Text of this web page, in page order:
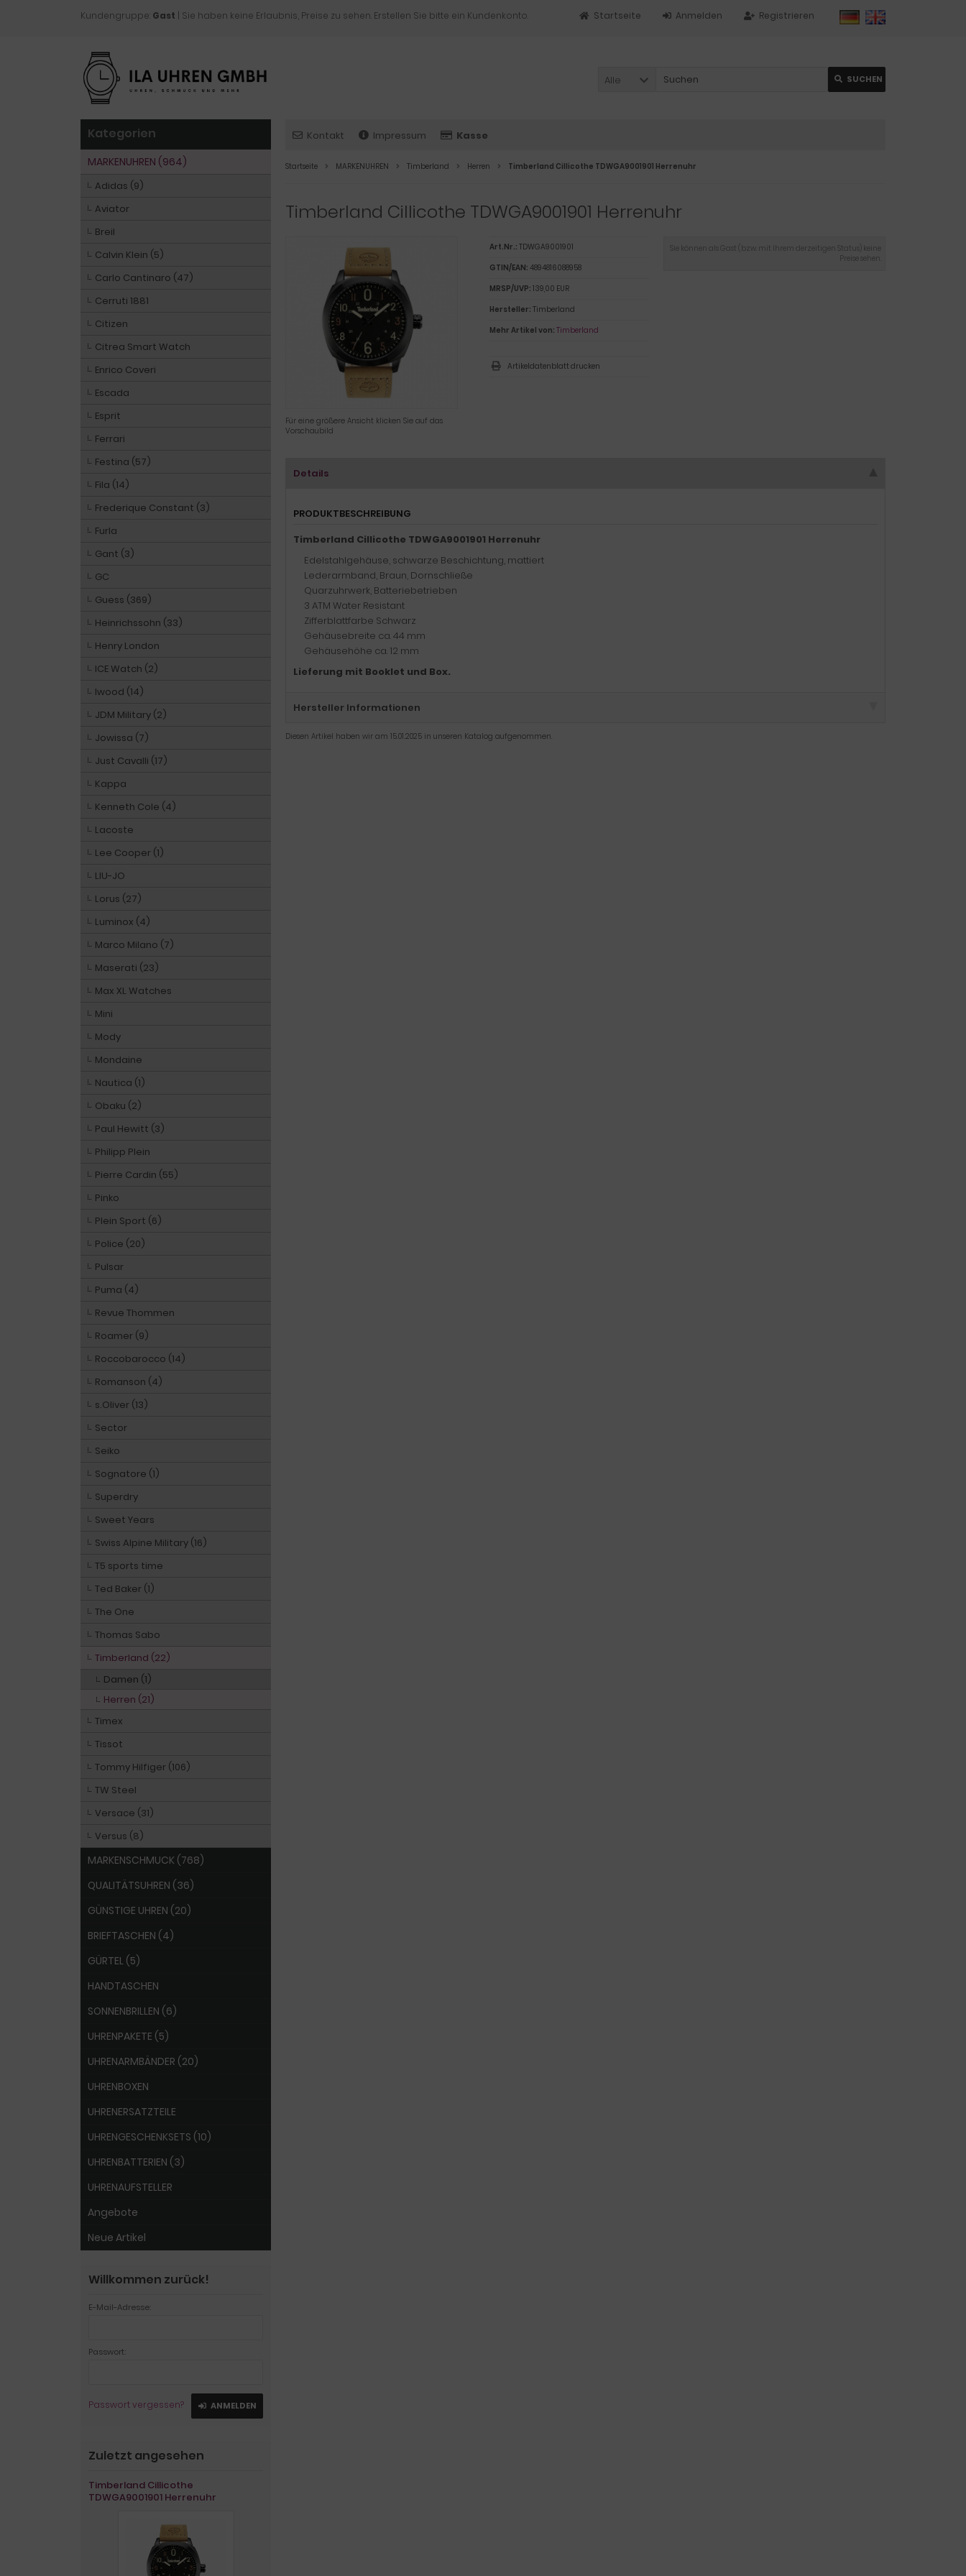
Kundengruppe: Gast | Sie haben keine Erlaubnis, Preise zu sehen. Erstellen Sie bitte ein Kundenkonto. Registrieren
Anmelden
Startseite
Alle SUCHEN
Kontakt Impressum Kasse
Startseite MARKENUHREN Timberland Herren Timberland Cillicothe TDWGA9001901 Herrenuhr
Timberland Cillicothe TDWGA9001901 Herrenuhr
Für eine größere Ansicht klicken Sie auf das
Vorschaubild
Sie können als Gast (bzw. mit Ihrem derzeitigen Status) keine
Preise sehen.
Art.Nr.: TDWGA9001901
GTIN/EAN: 4894816088958
MRSP/UVP: 139,00 EUR
Hersteller: Timberland
Mehr Artikel von: Timberland
Artikeldatenblatt drucken
Details
PRODUKTBESCHREIBUNG
Timberland Cillicothe TDWGA9001901 Herrenuhr
Edelstahlgehäuse, schwarze Beschichtung, mattiert
Lederarmband, Braun, Dornschließe
Quarzuhrwerk, Batteriebetrieben
3 ATM Water Resistant
Zifferblattfarbe Schwarz
Gehäusebreite ca. 44 mm
Gehäusehöhe ca. 12 mm
Lieferung mit Booklet und Box.
Hersteller Informationen
Diesen Artikel haben wir am 15.01.2025 in unseren Katalog aufgenommen.
Kategorien
MARKENUHREN (964)
Adidas (9)
Aviator
Breil
Calvin Klein (5)
Carlo Cantinaro (47)
Cerruti 1881
Citizen
Citrea Smart Watch
Enrico Coveri
Escada
Esprit
Ferrari
Festina (57)
Fila (14)
Frederique Constant (3)
Furla
Gant (3)
GC
Guess (369)
Heinrichssohn (33)
Henry London
ICE Watch (2)
Iwood (14)
JDM Military (2)
Jowissa (7)
Just Cavalli (17)
Kappa
Kenneth Cole (4)
Lacoste
Lee Cooper (1)
LIU-JO
Lorus (27)
Luminox (4)
Marco Milano (7)
Maserati (23)
Max XL Watches
Mini
Mody
Mondaine
Nautica (1)
Obaku (2)
Paul Hewitt (3)
Philipp Plein
Pierre Cardin (55)
Pinko
Plein Sport (6)
Police (20)
Pulsar
Puma (4)
Revue Thommen
Roamer (9)
Roccobarocco (14)
Romanson (4)
s.Oliver (13)
Sector
Seiko
Sognatore (1)
Superdry
Sweet Years
Swiss Alpine Military (16)
T5 sports time
Ted Baker (1)
The One
Thomas Sabo
Timberland (22)
Damen (1)
Herren (21)
Timex
Tissot
Tommy Hilfiger (106)
TW Steel
Versace (31)
Versus (8)
MARKENSCHMUCK (768)
QUALITÄTSUHREN (36)
GÜNSTIGE UHREN (20)
BRIEFTASCHEN (4)
GÜRTEL (5)
HANDTASCHEN
SONNENBRILLEN (6)
UHRENPAKETE (5)
UHRENARMBÄNDER (20)
UHRENBOXEN
UHRENERSATZTEILE
UHRENGESCHENKSETS (10)
UHRENBATTERIEN (3)
UHRENAUFSTELLER
Angebote
Neue Artikel
Willkommen zurück!
E-Mail-Adresse:
Passwort:
Passwort vergessen? ANMELDEN
Zuletzt angesehen
Timberland Cillicothe
TDWGA9001901 Herrenuhr